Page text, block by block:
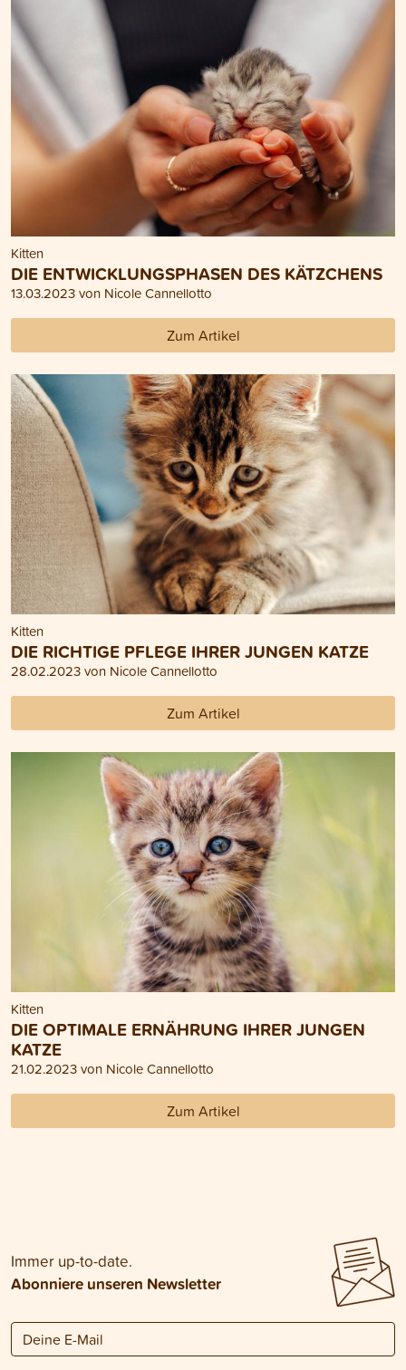
Kitten
DIE ENTWICKLUNGSPHASEN DES KÄTZCHENS
13.03.2023 von Nicole Cannellotto
Zum Artikel
Kitten
DIE RICHTIGE PFLEGE IHRER JUNGEN KATZE
28.02.2023 von Nicole Cannellotto
Zum Artikel
Kitten
DIE OPTIMALE ERNÄHRUNG IHRER JUNGEN
KATZE
21.02.2023 von Nicole Cannellotto
Zum Artikel
Immer up-to-date.
Abonniere unseren Newsletter